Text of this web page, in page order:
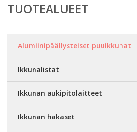
TUOTEALUEET
Alumiinipäällysteiset puuikkunat
Ikkunalistat
Ikkunan aukipitolaitteet
Ikkunan hakaset